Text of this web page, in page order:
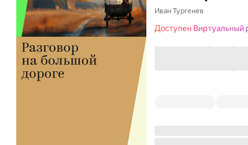
Иван Тургенев
Доступен Виртуальный